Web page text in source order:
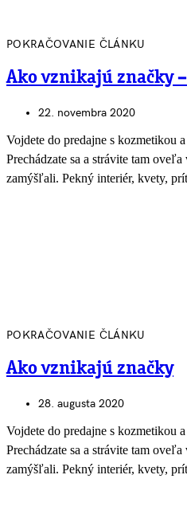
POKRAČOVANIE ČLÁNKU
Ako vznikajú značky
22. novembra 2020
Vojdete do predajne s kozmetikou
Prechádzate sa a strávite tam
zamýšľali. Pekný interiér, kvety,
POKRAČOVANIE ČLÁNKU
Ako vznikajú značky
28. augusta 2020
Vojdete do predajne s kozmetikou
Prechádzate sa a strávite tam
zamýšľali. Pekný interiér, kvety,